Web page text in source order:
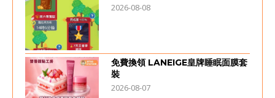
2026-08-08
免費換領 LANEIGE皇牌睡眠面膜套
裝
2026-08-07